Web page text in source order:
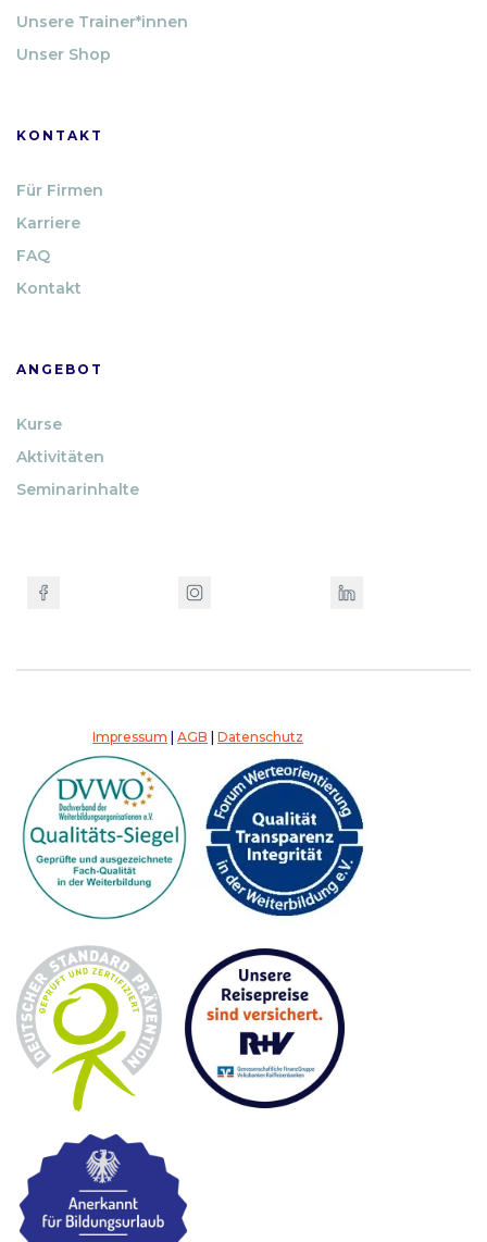
Unsere Trainer*innen
Unser Shop
KONTAKT
Für Firmen
Karriere
FAQ
Kontakt
ANGEBOT
Kurse
Aktivitäten
Seminarinhalte
Impressum AGB Datenschutz